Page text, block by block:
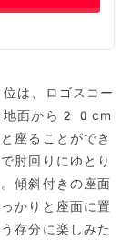
は、ロゴスコー
地面から20cm
座ることができ
肘回りにゆとり
傾斜付きの座面
かりと座面に置
存分に楽しみた